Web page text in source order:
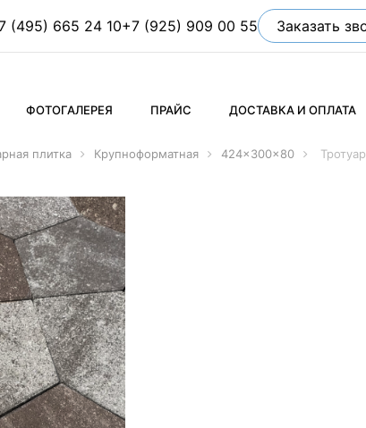
(495) 665 24 10+7 (925) 909 00 55 Заказать
ФОТОГАЛЕРЕЯ ПРАЙС ДОСТАВКА И ОПЛАТА
плитка Крупноформатная 424x300x80